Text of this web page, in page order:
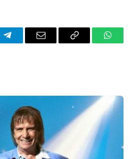
TelegramEmail
Copy